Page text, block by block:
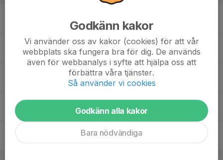
Tor
Godkänn kakor
Vi använder oss av kakor (cookies) för att vår
webbplats ska fungera bra för dig. De används
även för webbanalys i syfte att hjälpa oss att
förbättra våra tjänster.
Så använder vi cookies
Godkänn alla kakor
Bara nödvändiga